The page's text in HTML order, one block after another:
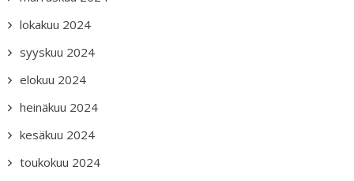
lokakuu 2024
syyskuu 2024
elokuu 2024
heinäkuu 2024
kesäkuu 2024
toukokuu 2024